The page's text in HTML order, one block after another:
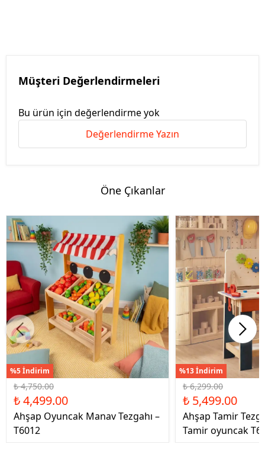
Müşteri Değerlendirmeleri
Bu ürün için değerlendirme yok
Değerlendirme Yazın
Öne Çıkanlar
%5 İndirim
₺ 4,750.00
₺ 4,499.00
Ahşap Oyuncak Manav Tezgahı –
T6012
%13 İndirim
₺ 6,299.00
₺ 5,499.00
Ahşap Tamir
Tamir oyuncak